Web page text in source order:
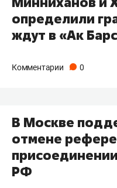
определили
ждут в «Ак
Комментарии 0
В Москве
отмене
РФ